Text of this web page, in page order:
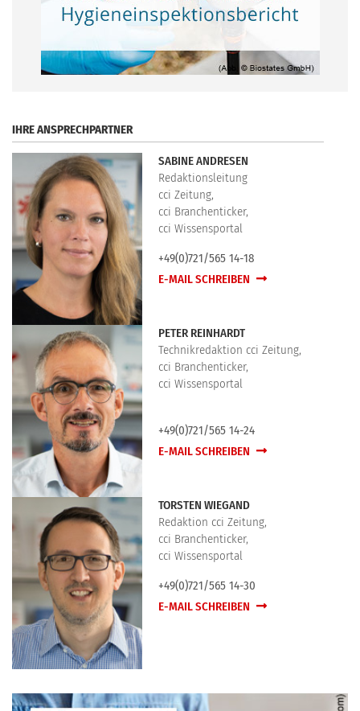
IHRE ANSPRECHPARTNER
SABINE ANDRESEN
Redaktionsleitung
cci Zeitung,
cci Branchenticker,
cci Wissensportal
+49(0)721/565 14-18
E-MAIL SCHREIBEN
PETER REINHARDT
Technikredaktion cci Zeitung,
cci Branchenticker,
cci Wissensportal
+49(0)721/565 14-24
E-MAIL SCHREIBEN
TORSTEN WIEGAND
Redaktion cci Zeitung,
cci Branchenticker,
cci Wissensportal
+49(0)721/565 14-30
E-MAIL SCHREIBEN